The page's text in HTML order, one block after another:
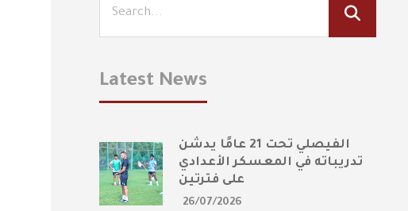
Latest News
الفيصلي تحت 21 عامًا يدشن
تدريباته في المعسكر الأعدادي
على فترتين
26/07/2026